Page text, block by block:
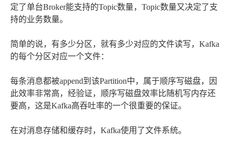
定了单台Broker能支持的Topic数量，Topic数量又决定了支
持的业务数量。
简单的说，有多少分区，就有多少对应的文件读写，Kafka
的每个分区对应一个文件：
每条消息都被append到该Partition中，属于顺序写磁盘，因
此效率非常高，经验证，顺序写磁盘效率比随机写内存还
要高，这是Kafka高吞吐率的一个很重要的保证。
在对消息存储和缓存时，Kafka使用了文件系统。